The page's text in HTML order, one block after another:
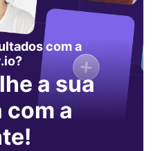
com a
a sua
a